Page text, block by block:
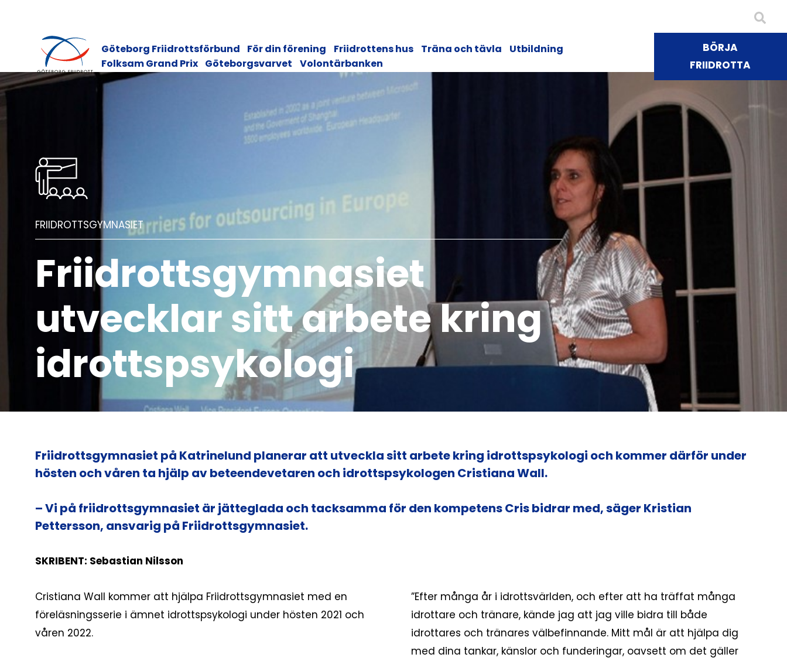
Göteborg Friidrottsförbund För din förening Friidrottens hus Träna och tävla
Utbildning
Folksam Grand Prix Göteborgsvarvet Volontärbanken
BÖRJA
FRIIDROTTA
FRIIDROTTSGYMNASIET
Friidrottsgymnasiet
utvecklar sitt arbete kring
idrottspsykologi
Friidrottsgymnasiet på Katrinelund planerar att utveckla sitt arbete kring idrottspsykologi och kommer därför under
hösten och våren ta hjälp av beteendevetaren och idrottspsykologen Cristiana Wall.
– Vi på friidrottsgymnasiet är jätteglada och tacksamma för den kompetens Cris bidrar med, säger Kristian
Pettersson, ansvarig på Friidrottsgymnasiet.
SKRIBENT: Sebastian Nilsson
Cristiana Wall kommer att hjälpa Friidrottsgymnasiet med en
föreläsningsserie i ämnet idrottspsykologi under hösten 2021 och
våren 2022.
”Efter många år i idrottsvärlden, och efter att ha träffat många
idrottare och tränare, kände jag att jag ville bidra till både
idrottares och tränares välbefinnande. Mitt mål är att hjälpa dig
med dina tankar, känslor och funderingar, oavsett om det gäller